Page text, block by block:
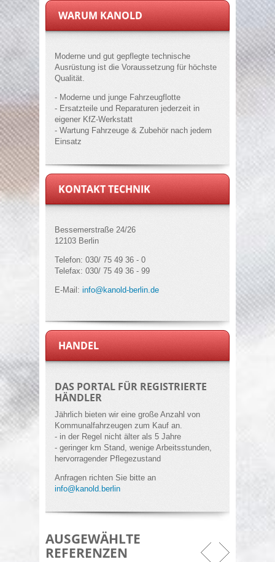
WARUM KANOLD
Moderne und gut gepflegte technische
Ausrüstung ist die Voraussetzung für höchste
Qualität.
- Moderne und junge Fahrzeugflotte
- Ersatzteile und Reparaturen jederzeit in
eigener KfZ-Werkstatt
- Wartung Fahrzeuge & Zubehör nach jedem
Einsatz
KONTAKT TECHNIK
Bessemerstraße 24/26
12103 Berlin
Telefon: 030/ 75 49 36 - 0
Telefax: 030/ 75 49 36 - 99
E-Mail: info@kanold-berlin.de
HANDEL
DAS PORTAL FÜR REGISTRIERTE
HÄNDLER
Jährlich bieten wir eine große Anzahl von
Kommunalfahrzeugen zum Kauf an.
- in der Regel nicht älter als 5 Jahre
- geringer km Stand, wenige Arbeitsstunden,
hervorragender Pflegezustand
Anfragen richten Sie bitte an
info@kanold.berlin
AUSGEWÄHLTE
REFERENZEN